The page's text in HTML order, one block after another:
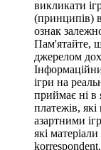
викликати
(принципів)
ознак
Пам'ятайте,
джерелом
ігри на
приймає ні в
платежів, які
азартними
які